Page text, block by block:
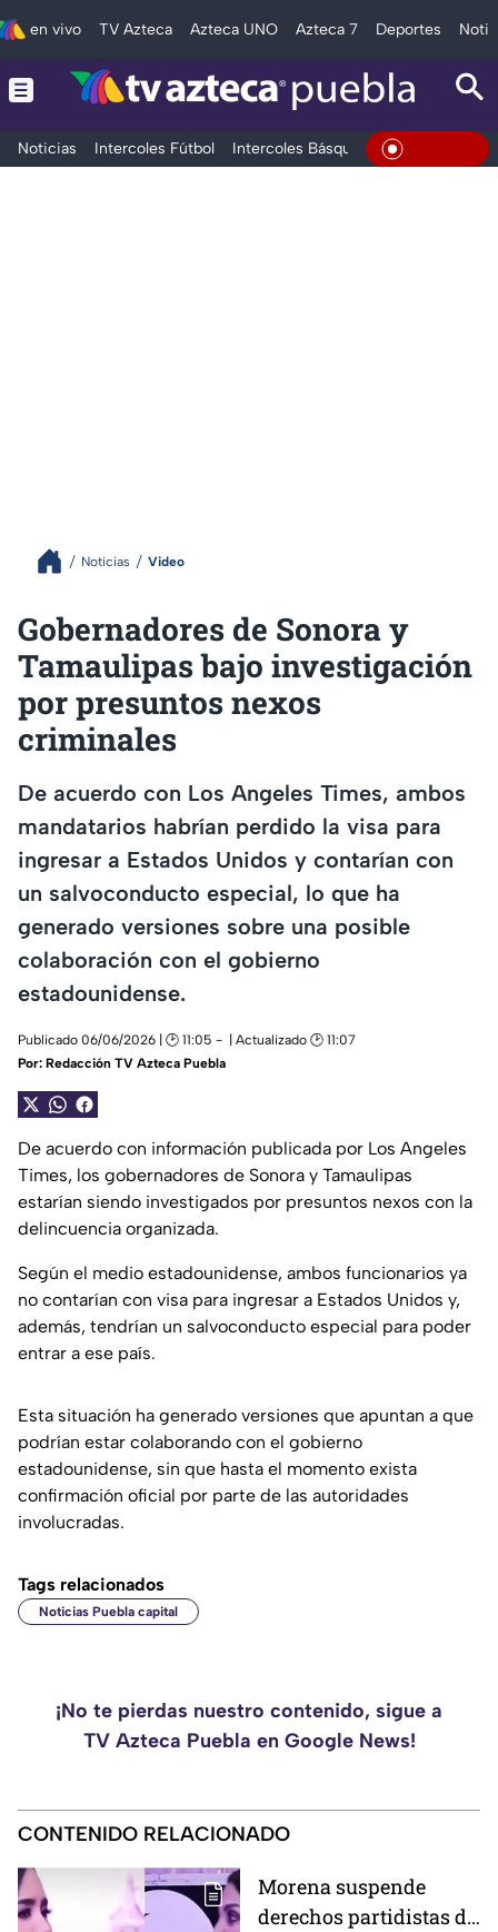
en vivo TV Azteca Azteca UNO Azteca 7 Deportes
Noticias Intercoles Fútbol Intercoles Básquetbol En Vivo
Noticias Video
Gobernadores de Sonora y
Tamaulipas bajo investigación
por presuntos nexos
criminales
De acuerdo con Los Angeles Times, ambos
mandatarios habrían perdido la visa para
ingresar a Estados Unidos y contarían con
un salvoconducto especial, lo que ha
generado versiones sobre una posible
colaboración con el gobierno
estadounidense.
Publicado 06/06/2026 | 🕑 11:05
| Actualizado 🕑 11:07
Por: Redacción TV Azteca Puebla
De acuerdo con información publicada por Los Angeles
Times, los gobernadores de Sonora y Tamaulipas
estarían siendo investigados por presuntos nexos con la
delincuencia organizada.
Según el medio estadounidense, ambos funcionarios ya
no contarían con visa para ingresar a Estados Unidos y,
además, tendrían un salvoconducto especial para poder
entrar a ese país.
Esta situación ha generado versiones que apuntan a que
podrían estar colaborando con el gobierno
estadounidense, sin que hasta el momento exista
confirmación oficial por parte de las autoridades
involucradas.
Tags relacionados
Noticias Puebla capital
¡No te pierdas nuestro contenido, sigue a
TV Azteca Puebla en Google News!
CONTENIDO RELACIONADO
Morena suspende
derechos partidistas de